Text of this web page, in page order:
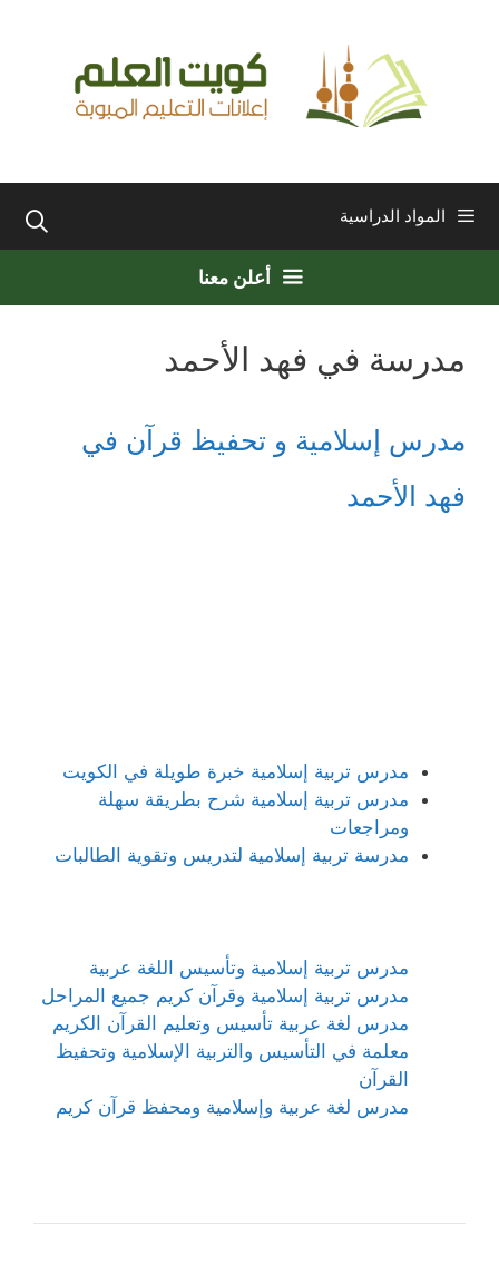
المواد الدراسية
أعلن معنا
مدرسة في فهد الأحمد
مدرس إسلامية و تحفيظ قرآن في
فهد الأحمد
مدرس تربية إسلامية خبرة طويلة في الكويت
مدرس تربية إسلامية شرح بطريقة سهلة
ومراجعات
مدرسة تربية إسلامية لتدريس وتقوية الطالبات
مدرس تربية إسلامية وتأسيس اللغة عربية
مدرس تربية إسلامية وقرآن كريم جميع المراحل
مدرس لغة عربية تأسيس وتعليم القرآن الكريم
معلمة في التأسيس والتربية الإسلامية وتحفيظ
القرآن
مدرس لغة عربية وإسلامية ومحفظ قرآن كريم